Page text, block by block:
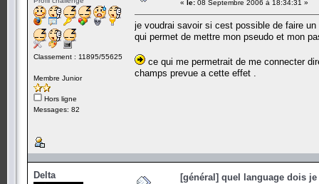
Classement : 11895/55625
Membre Junior
Hors ligne
Messages: 82
« le: 08 Septembre 2006 à 18:34:31 »
je voudrai savoir si cest possible de faire
qui permet de mettre mon pseudo et mon
ce qui me permetrait de me connecter
champs prevue a cette effet .
Delta [général] quel language dois